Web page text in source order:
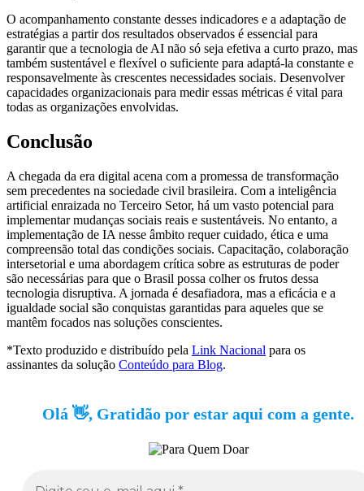
O acompanhamento constante desses indicadores e a adaptação de
estratégias a partir dos resultados observados é essencial para
garantir que a tecnologia de AI não só seja efetiva a curto prazo, mas
também sustentável e flexível o suficiente para adaptá-la constante e
responsavelmente às crescentes necessidades sociais. Desenvolver
capacidades organizacionais para medir essas métricas é vital para
todas as organizações envolvidas.
Conclusão
A chegada da era digital acena com a promessa de transformação
sem precedentes na sociedade civil brasileira. Com a inteligência
artificial enraizada no Terceiro Setor, há um vasto potencial para
implementar mudanças sociais reais e sustentáveis. No entanto, a
implementação de IA nesse âmbito requer cuidado, ética e uma
compreensão total das condições sociais. Capacitação, colaboração
intersetorial e uma abordagem crítica sobre as estruturas de poder
são necessárias para que o Brasil possa colher os frutos dessa
tecnologia disruptiva. A jornada é desafiadora, mas a eficácia e a
igualdade social são conquistas garantidas para aqueles que se
mantêm focados nas soluções conscientes.
*Texto produzido e distribuído pela Link Nacional para os
assinantes da solução Conteúdo para Blog.
Olá 👋, Gratidão por estar aqui com a gente.